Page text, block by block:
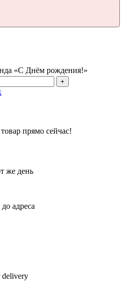
«С Днём рождения!»
прямо сейчас!
же день
адреса